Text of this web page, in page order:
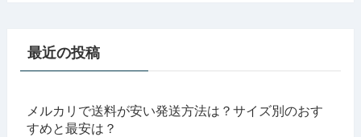
最近の投稿
メルカリで送料が安い発送方法は？サイズ別のおす
すめと最安は？